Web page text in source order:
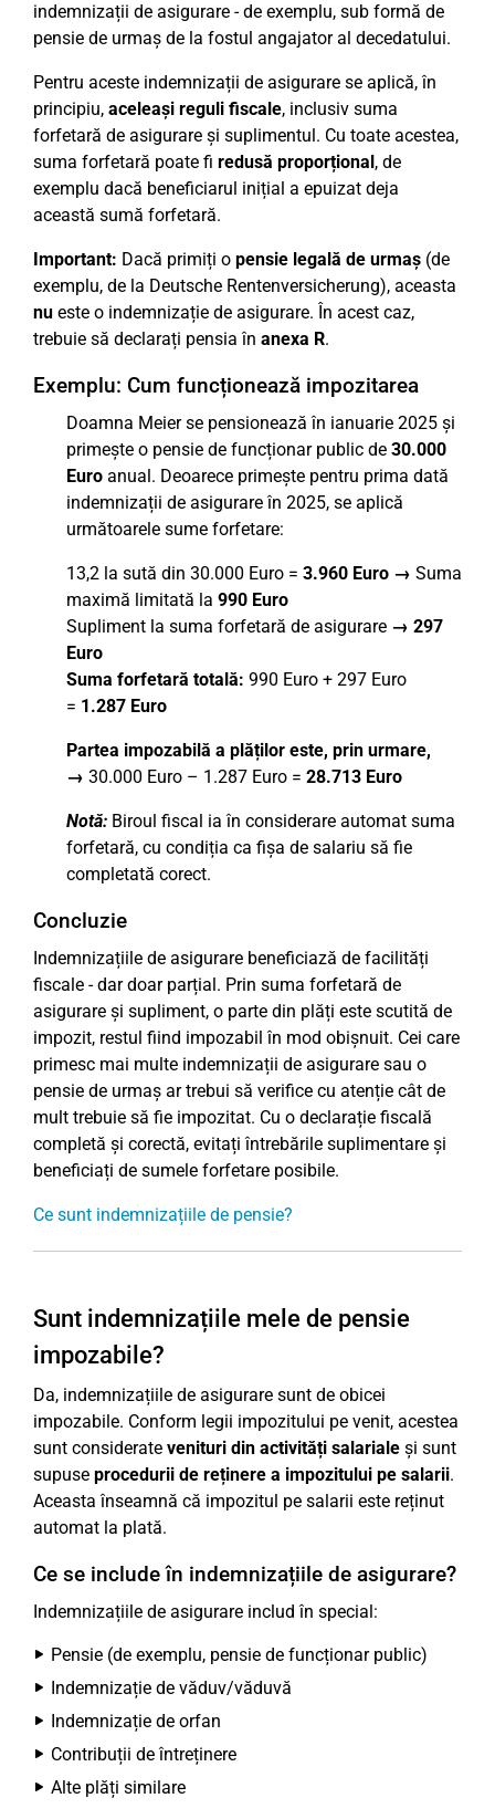
indemnizații de asigurare - de exemplu, sub formă de
pensie de urmaș de la fostul angajator al decedatului.
Pentru aceste indemnizații de asigurare se aplică, în
principiu, aceleași reguli fiscale, inclusiv suma
forfetară de asigurare și suplimentul. Cu toate acestea,
suma forfetară poate fi redusă proporțional , de
exemplu dacă beneficiarul inițial a epuizat deja
această sumă forfetară.
Important: Dacă primiți o pensie legală de urmaș (de
exemplu, de la Deutsche Rentenversicherung), aceasta
nu este o indemnizație de asigurare. În acest caz,
trebuie să declarați pensia în anexa R.
Exemplu: Cum funcționează impozitarea
Doamna Meier se pensionează în ianuarie 2025 și
primește o pensie de funcționar public de 30.000
Euro anual. Deoarece primește pentru prima dată
indemnizații de asigurare în 2025, se aplică
următoarele sume forfetare:
13,2 la sută din 30.000 Euro = 3.960 Euro → Suma
maximă limitată la 990 Euro
Supliment la suma forfetară de asigurare → 297
Euro
Suma forfetară totală: 990 Euro + 297 Euro
= 1.287 Euro
Partea impozabilă a plăților este, prin urmare,
→ 30.000 Euro – 1.287 Euro = 28.713 Euro
Notă: Biroul fiscal ia în considerare automat suma
forfetară, cu condiția ca fișa de salariu să fie
completată corect.
Concluzie
Indemnizațiile de asigurare beneficiază de facilități
fiscale - dar doar parțial. Prin suma forfetară de
asigurare și supliment, o parte din plăți este scutită de
impozit, restul fiind impozabil în mod obișnuit. Cei care
primesc mai multe indemnizații de asigurare sau o
pensie de urmaș ar trebui să verifice cu atenție cât de
mult trebuie să fie impozitat. Cu o declarație fiscală
completă și corectă, evitați întrebările suplimentare și
beneficiați de sumele forfetare posibile.
Ce sunt indemnizațiile de pensie?
Sunt indemnizațiile mele de pensie
impozabile?
Da, indemnizațiile de asigurare sunt de obicei
impozabile. Conform legii impozitului pe venit, acestea
sunt considerate venituri din activități salariale și sunt
supuse procedurii de reținere a impozitului pe salarii.
Aceasta înseamnă că impozitul pe salarii este reținut
automat la plată.
Ce se include în indemnizațiile de asigurare?
Indemnizațiile de asigurare includ în special:
Pensie (de exemplu, pensie de funcționar public)
Indemnizație de văduv/văduvă
Indemnizație de orfan
Contribuții de întreținere
Alte plăți similare